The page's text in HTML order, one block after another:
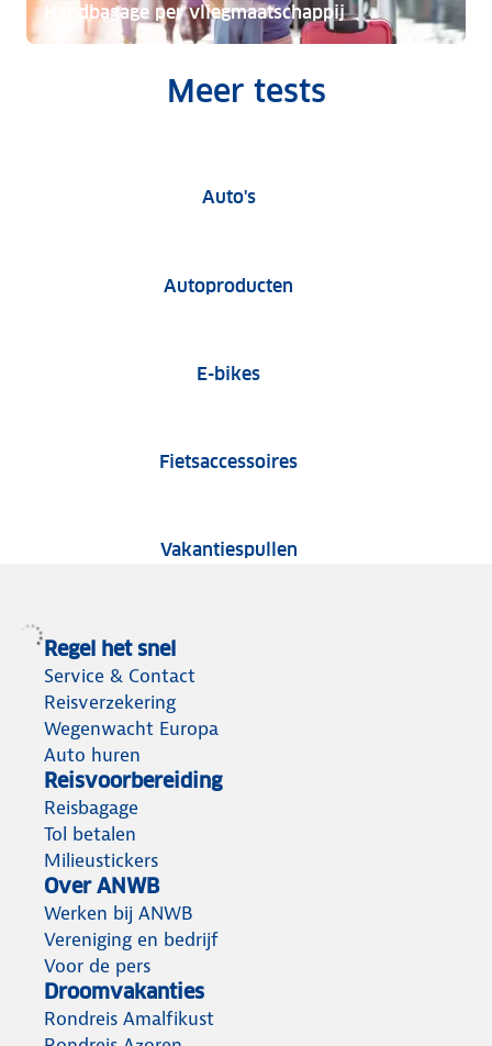
Handbagage per vliegmaatschappij
Meer tests
Auto'sAuto tests
Autoproducten
E-bikesE-bike tests
FietsaccessoiresFietsaccessoire tests
VakantiespullenTests van
Regel het snel
Service & Contact
Reisverzekering
Wegenwacht Europa
Auto huren
Reisvoorbereiding
Reisbagage
Tol betalen
Milieustickers
Over ANWB
Werken bij ANWB
Vereniging en bedrijf
Voor de pers
Droomvakanties
Rondreis Amalfikust